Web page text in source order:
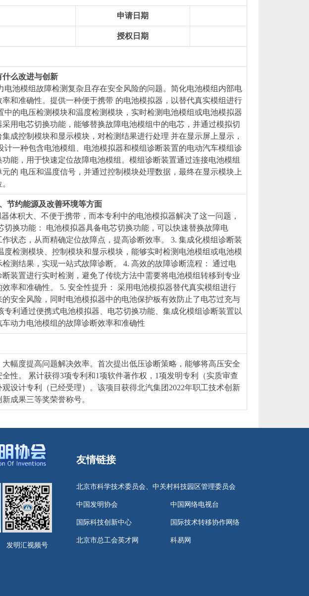
申请日期
授权日期
什么改进与创新
电池模组故障检测复杂且存在安全风险的问题。简化电池模组内部电
和准确性。提供一种便于携带 的电池模拟器，以替代真实模组进行
的电压检测模块和温度检测模块，实时检测电池模组或电池模拟器
用电芯切换功能，能够替换故障电池模组中的电芯，并通过模拟切
成控制模块和显示模块，对检测结果进行处理 并在显示屏上显示，
计一种包含电池模组、电池模拟器和模组诊断装置的电动汽车模组诊
能，用于快速定位故障电池模组。模组诊断装置通过连接电池模组
的 电压和温度信号，并通过控制模块处理数据，最终在显示模块上
节约能源及改善环境等方面
体积大、不便于携带，而本专利中的电池模拟器解决了这一问题，
切换功能： 电池模拟器具备电芯切换功能，可以快速替换故障电
状态，从而精确定位故障点，提高诊断效率。 3. 集成化模组诊断装
检测模块、控制模块和显示模块，能够实时检测电池模组或电池模
测结果，实现一站式故障诊断。 4. 高效的故障诊断流程： 通过电
装置进行实时检测，避免了传统方法中需要将电池模组转移到专业
率和准确性。 5. 安全性提升： 采用电池模拟器替代真实模组进行
安全风险，同时电池模拟器中的电池保护板有效防止了电芯过充与
利通过便携式电池模拟器、电芯切换功能、集成化模组诊断装置以
动力电池模组的故障诊断效率和准确性
幅度提高问题解决效率。首次提出低压诊断策略，能够将高压安全
性。 累计获得3项专利和1项软件著作权，1项发明专利（实质审查
设计专利（已经受理）。该项目获得北汽集团2022年职工技术创新
成果三等奖荣誉称号。
发明汇视频号
友情链接
北京市科学技术委员会、中关村科技园区管理委员会
中国发明协会
国际科技创新中心
北京市总工会英才网
中国网络电视台
国际技术转移协作网络
科易网